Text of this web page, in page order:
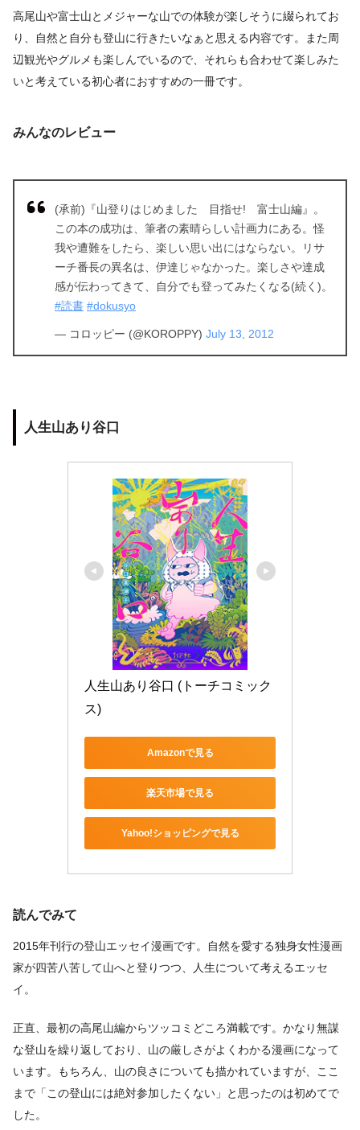
高尾山や富士山とメジャーな山での体験が楽しそうに綴られてお
り、自然と自分も登山に行きたいなぁと思える内容です。また周
辺観光やグルメも楽しんでいるので、それらも合わせて楽しみた
いと考えている初心者におすすめの一冊です。
みんなのレビュー
(承前)『山登りはじめました 目指せ! 富士山編』。
この本の成功は、筆者の素晴らしい計画力にある。怪
我や遭難をしたら、楽しい思い出にはならない。リサ
ーチ番長の異名は、伊達じゃなかった。楽しさや達成
感が伝わってきて、自分でも登ってみたくなる(続く)。
#読書 #dokusyo
— コロッピー (@KOROPPY) July 13, 2012
人生山あり谷口
人生山あり谷口 (トーチコミック
ス)
Amazonで見る
楽天市場で見る
Yahoo!ショッピングで見る
読んでみて
2015年刊行の登山エッセイ漫画です。自然を愛する独身女性漫画
家が四苦八苦して山へと登りつつ、人生について考えるエッセ
イ。
正直、最初の高尾山編からツッコミどころ満載です。かなり無謀
な登山を繰り返しており、山の厳しさがよくわかる漫画になって
います。もちろん、山の良さについても描かれていますが、ここ
まで「この登山には絶対参加したくない」と思ったのは初めてで
した。